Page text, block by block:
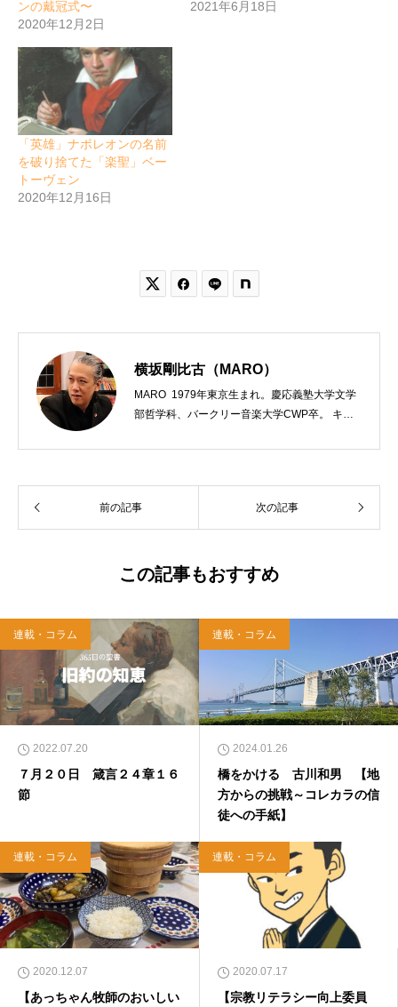
ンの戴冠式〜
2020年12月2日
2021年6月18日
「英雄」ナポレオンの名前
を破り捨てた「楽聖」ベー
トーヴェン
2020年12月16日
 
横坂剛比古（MARO）
MARO 1979年東京生まれ。慶応義塾大学文学
部哲学科、バークリー音楽大学CWP卒。 キリ
う宗教法人専門の行政書士。2020年7月よりク
「上馬キリスト教会（@kamiumach）」の運営
を行う「まじめ担当」。 著書に『聖書を読んだ
西洋哲学超入門〜』（日本実業出版）、『人生
イヤモンド社）、『世界一ゆるい聖書入門』、
『世界一ゆるい聖書教室』（「ふざけ担当」LE
ONとの共著、講談社）などがある。新著<a hr
ef="https://amzn.to/376F9aC">『ふっと心がラ
クになる 眠れぬ夜の聖書のことば』（大和書
房）</a>２０２２年３月１５日発売。
前の記事 次の記事
この記事もおすすめ
連載・コラム
2022.07.20
７月２０日 箴言２４章１６
節
連載・コラム
2024.01.26
橋をかける 古川和男 【地
方からの挑戦～コレカラの信
徒への手紙】
連載・コラム
2020.12.07
【あっちゃん牧師のおいしい
連載・コラム
2020.07.17
【宗教リテラシー向上委員